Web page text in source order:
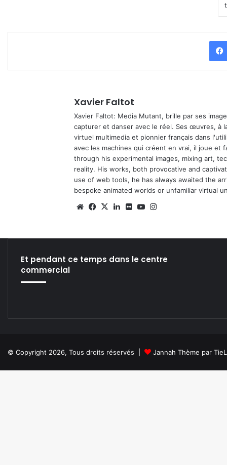
Xavier Faltot
Xavier Faltot: Media Mutant, brille par ses
capturer et danser avec le réel. Ses œuvres, à
virtuel multimedia et pionnier français dans
avec les machines qui créent en vrai, il joue et
through his experimental images, mixing art,
reality. His works, both provocative and
use of web tools, he has always awaited the
bespoke animated worlds or unfamiliar virtual
WebsiteFacebook
X Linkedin
FlickrYouTube
Et pendant ce temps dans le centre
commercial
© Copyright 2026, Tous droits réservés | Jannah Thème par